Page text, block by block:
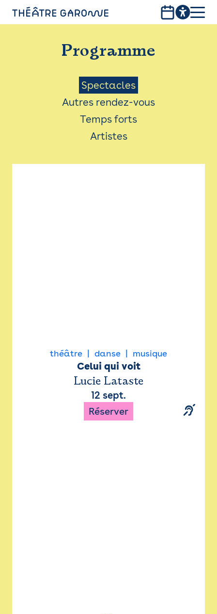
PROGRAMME
INFOS PRATIQUES
AVEC LES PUBLICS
ACCESSIBILITÉ
LES PRODUCTIONS
Programme
Menu
Saison
Spectacles
Autres rendez-vous
Temps forts
Artistes
théâtre danse musique
Celui qui voit
Lucie Lataste
12 sept.
Réserver